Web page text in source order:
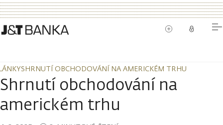
SHRNUTÍ OBCHODOVÁNÍ NA AMERICKÉM TRHU
SHRNUTÍ OBCHODOVÁNÍ NA AMERICKÉM TRHU
Shrnutí obchodování na
americkém trhu